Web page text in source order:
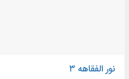
نور الفقاهه ۳